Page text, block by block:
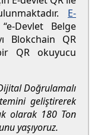
E-
Devlet Belge
Blokchain QR
QR okuyucu
Doğrulamalı
geliştirerek
olarak 180 Ton
yaşıyoruz.